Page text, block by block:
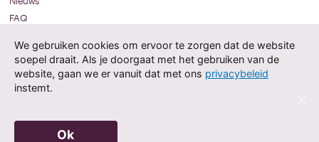
FAQ
Zorgprofessionals
We gebruiken cookies om ervoor te zorgen dat de website
soepel draait. Als je doorgaat met het gebruiken van de
website, gaan we er vanuit dat met ons privacybeleid
instemt.
Ok